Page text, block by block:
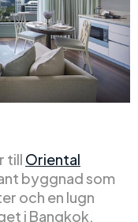
till Oriental
byggnad som
och en lugn
i Bangkok.